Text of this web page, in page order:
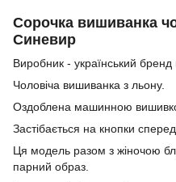
Сорочка вишиванка
Синевир
Виробник - український
Чоловіча вишиванка з льону.
Оздоблена машинною
Застібається на кнопки
Ця модель разом з жіночою
парний образ.